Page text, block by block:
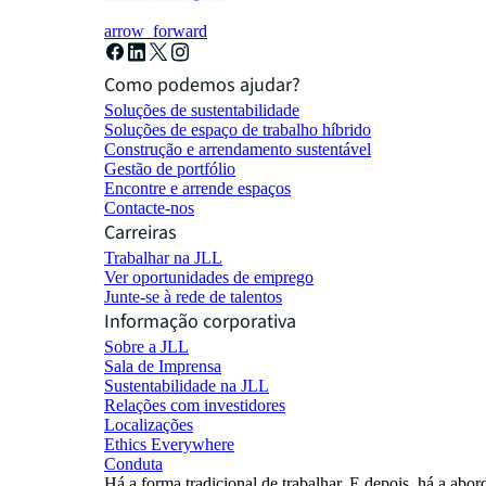
arrow_forward
Como podemos ajudar?
Soluções de sustentabilidade
Soluções de espaço de trabalho híbrido
Construção e arrendamento sustentável
Gestão de portfólio
Encontre e arrende espaços
Contacte-nos
Carreiras
Trabalhar na JLL
Ver oportunidades de emprego
Junte-se à rede de talentos
Informação corporativa
Sobre a JLL
Sala de Imprensa
Sustentabilidade na JLL
Relações com investidores
Localizações
Ethics Everywhere
Conduta